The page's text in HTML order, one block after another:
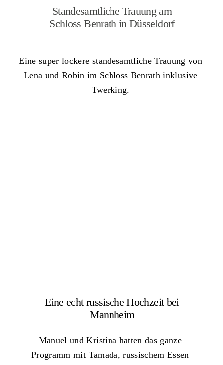
Eine echt russische Hochzeit bei
Mannheim
Standesamtliche Trauung am
Schloss Benrath in Düsseldorf
Eine super lockere standesamtliche Trauung von
Lena und Robin im Schloss Benrath inklusive
Twerking.
Manuel und Kristina hatten das ganze
Programm mit Tamada, russischem Essen